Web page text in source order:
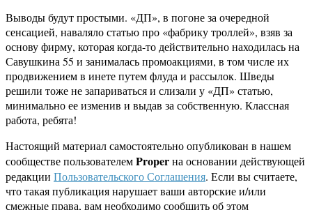
Выводы будут простыми. «ДП», в погоне за очередной
сенсацией, наваляло статью про «фабрику троллей», взяв за
основу фирму, которая когда-то действительно находилась на
Савушкина 55 и занималась промоакциями, в том числе их
продвижением в инете путем флуда и рассылок. Шведы
решили тоже не запариваться и слизали у «ДП» статью,
минимально ее изменив и выдав за собственную. Классная
работа, ребята!
Настоящий материал самостоятельно опубликован в нашем
сообществе пользователемProperна основании действующей
редакции Пользовательского Соглашения. Если вы считаете,
что такая публикация нарушает ваши авторские и/или
смежные права, вам необходимо сообщить об этом